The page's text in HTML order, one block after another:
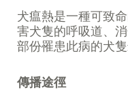
犬瘟熱是一種可致
害犬隻的呼吸道、
部份罹患此病的犬隻
傳播途徑